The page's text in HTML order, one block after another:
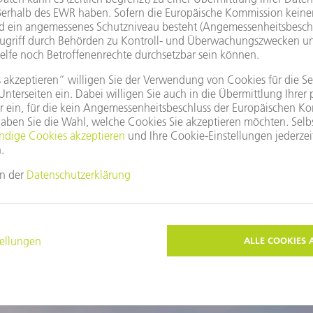
Der robuste Kantenfräser ist
überzeugt durch eine
ZUM PRODUKT